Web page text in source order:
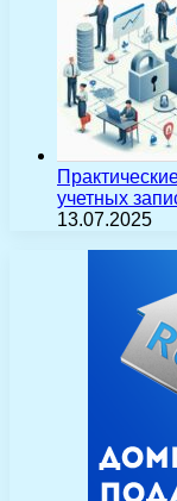
учетных
13.07.2025